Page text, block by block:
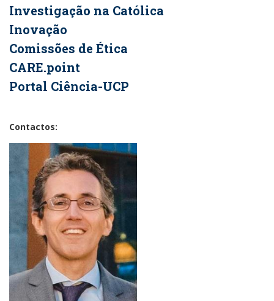
Investigação na Católica
Inovação
Comissões de Ética
CARE.point
Portal Ciência-UCP
Contactos: